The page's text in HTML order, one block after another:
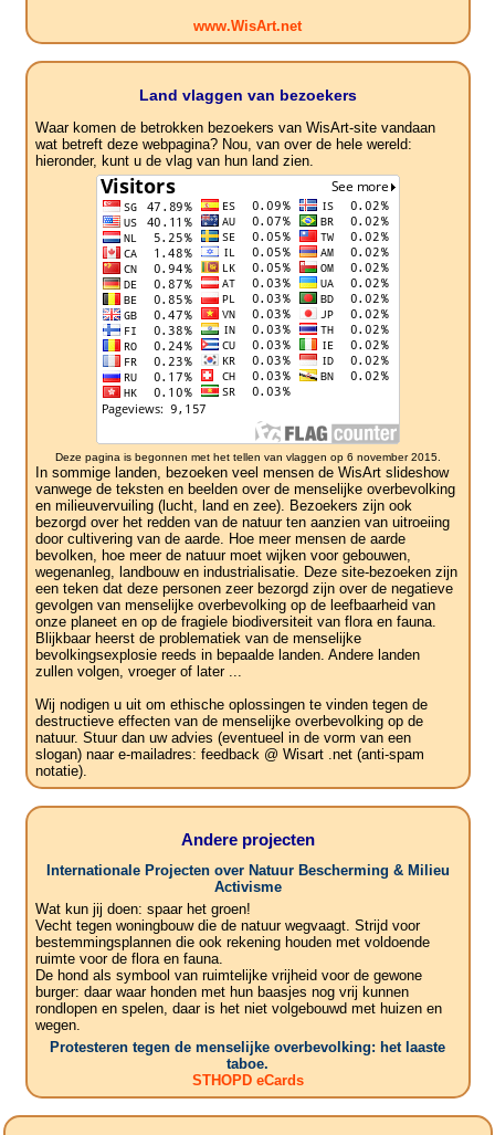
www.WisArt.net
Land vlaggen van bezoekers
Waar komen de betrokken bezoekers van WisArt-site vandaan
wat betreft deze webpagina? Nou, van over de hele wereld:
hieronder, kunt u de vlag van hun land zien.
Deze pagina is begonnen met het tellen van vlaggen op 6 november 2015.
In sommige landen, bezoeken veel mensen de WisArt slideshow
vanwege de teksten en beelden over de menselijke overbevolking
en milieuvervuiling (lucht, land en zee). Bezoekers zijn ook
bezorgd over het redden van de natuur ten aanzien van uitroeiing
door cultivering van de aarde. Hoe meer mensen de aarde
bevolken, hoe meer de natuur moet wijken voor gebouwen,
wegenanleg, landbouw en industrialisatie. Deze site-bezoeken zijn
een teken dat deze personen zeer bezorgd zijn over de negatieve
gevolgen van menselijke overbevolking op de leefbaarheid van
onze planeet en op de fragiele biodiversiteit van flora en fauna.
Blijkbaar heerst de problematiek van de menselijke
bevolkingsexplosie reeds in bepaalde landen. Andere landen
zullen volgen, vroeger of later ...
Wij nodigen u uit om ethische oplossingen te vinden tegen de
destructieve effecten van de menselijke overbevolking op de
natuur. Stuur dan uw advies (eventueel in de vorm van een
slogan) naar e-mailadres: feedback @ Wisart .net (anti-spam
notatie).
Andere projecten
Internationale Projecten over Natuur Bescherming & Milieu
Activisme
Wat kun jij doen: spaar het groen!
Vecht tegen woningbouw die de natuur wegvaagt. Strijd voor
bestemmingsplannen die ook rekening houden met voldoende
ruimte voor de flora en fauna.
De hond als symbool van ruimtelijke vrijheid voor de gewone
burger: daar waar honden met hun baasjes nog vrij kunnen
rondlopen en spelen, daar is het niet volgebouwd met huizen en
wegen.
Protesteren tegen de menselijke overbevolking: het laaste
taboe.
STHOPD eCards